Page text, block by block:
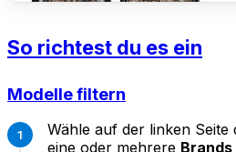
So richtest du es ein
Modelle filtern
Wähle auf der linken Seite
eine oder mehrere Brands